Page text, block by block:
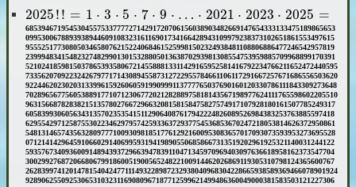
2025!! = 1 ⋅ 3 ⋅ 5 ⋅ 7 ⋅ 9 ⋅ … ⋅ 2021 ⋅ 2023 ⋅ 2025 =
2025! ! 3 ⋅7 9 ⋅2021 2023⋅2025=
685394671954530455753377772714291720706156038903482669147654333133475189865653
099530067889393894460910832316116901734166428943109979238373102651861553497615
955525177308050346580762152240684615259981502324938481108806886477246542957819
239994834154823274829901301532880501363870293981308554753959885709968899170391
5210241859815037865393580672145588813311429165952581416792234766211652472440595
7335620709223242679771714308945587312722955784661106117291667257671686556503620
9224462023020313399615926060591990999113777765037690160120330786111843309273648
7028965677560538891771071230677202128288975818143567198977624111765598602205510
963156687828382151357802766729663208158158475827574917107928180161507785249317
605839930605634313570235354151129064087617942224826089526984383253763885597418
629554297125875530223462979574259336372937754536853670247218053814626372950861
548131465743563280977710093098185177612921600953083657017093073593953273695528
071214142964591066029140699593194198905506858667313519202961925321140031244122
593576734093600914894393729663947839110471345970969403097636618958162373547704
300299276872066806799186005190056524822100914462026869119305310798124365600767
2628399741201478154042477111493228987232938040968304228665938589369466078901924
928906255092530653103231169080967187712599621499486360049000381583503121227306